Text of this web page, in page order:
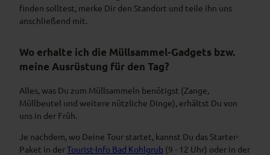
finden solltest, merke Dir den Standort und teile ihn uns
anschließend mit.
Wo erhalte ich die Müllsammel-Gadgets bzw.
meine Ausrüstung für den Tag?
Alles, was Du zum Müllsammeln benötigst (Zange,
Müllbeutel und weitere nützliche Dinge), erhältst Du von
uns in der Früh.
Je nachdem, wo Deine Tour startet, kannst Du das Starter-
Paket in derTourist-Info Bad Kohlgrub (9 - 12 Uhr) oder in der